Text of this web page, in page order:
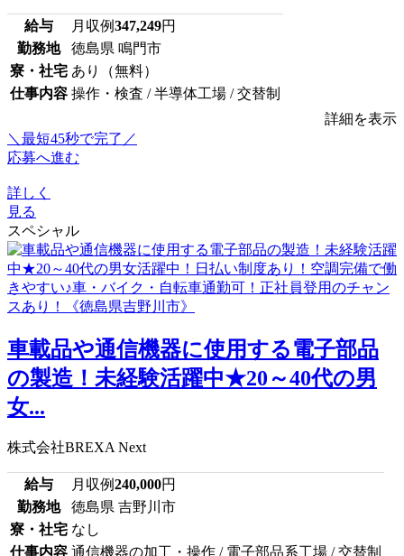
給与 月収例347,249円
勤務地
徳島県 鳴門市
寮・社宅 あり（無料）
仕事内容 操作・検査 / 半導体工場 / 交替制
詳細を表示
＼最短45秒で完了／
応募へ進む
詳しく
見る
スペシャル
車載品や通信機器に使用する電子部品
の製造！未経験活躍中★20～40代の男
女...
株式会社BREXA Next
給与 月収例240,000円
勤務地
徳島県 吉野川市
寮・社宅 なし
仕事内容 通信機器の加工・操作 / 電子部品系工場 / 交替制